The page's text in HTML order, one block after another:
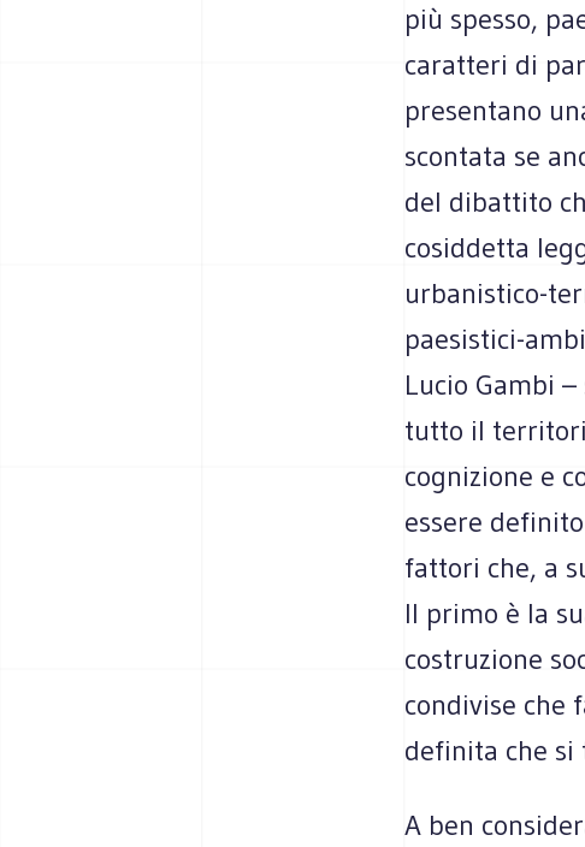
più spesso,
caratteri di
presentano
scontata se
del dibattito
cosiddetta
urbanistico-
paesistici-
Lucio Gambi
tutto il
cognizione e
essere
fattori che, a
Il primo è la
costruzione
condivise che
definita che si
A ben